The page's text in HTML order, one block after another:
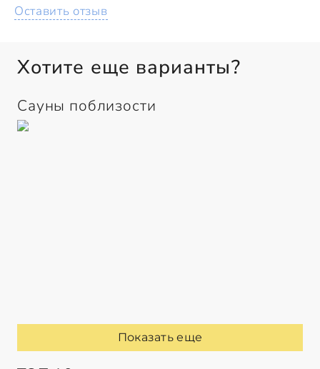
Оставить отзыв
Хотите еще варианты?
Сауны поблизости
Показать еще